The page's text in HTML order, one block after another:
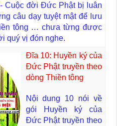
Cuộc đời Đức Phật bị luân
câu dạy tuyệt mật để lưu
tông … chưa từng được
quý vị đón nghe.
Đĩa 10: Huyền ký của
Đức Phật truyền theo
dòng Thiền tông
Nội dung 10 nói về
gói Huyền ký của
Đức Phật truyền theo